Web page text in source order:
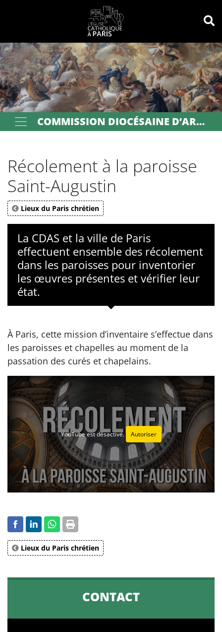
Votre recherche OK
COMMISSION DIOCÉSAINE D’ART SACRÉ DE PARIS
Récolement à la paroisse
Saint-Augustin
Lieux du Paris chrétien
La CDAS et la ville de Paris
effectuent ensemble des récolement
dans les paroisses pour inventorier
les œuvres présentes et vérifier leur
état.
À Paris, cette mission d’inventaire s’effectue dans
les paroisses et chapelles au moment de la
passation des curés et chapelains.
YouTube est désactivé. Autoriser
Lieux du Paris chrétien
CONTACT
Panneau de gestion des cookies